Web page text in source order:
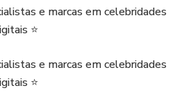
ao conteúdo do plano por e-
de seguidores.
e marcas em celebridades
⭐
e marcas em celebridades
⭐